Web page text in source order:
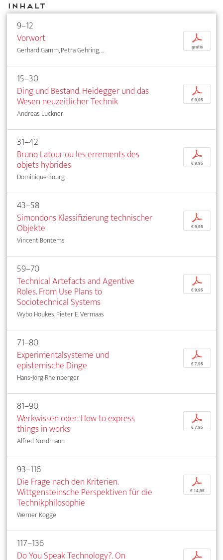
Inhalt
9–12
Vorwort
Gerhard Gamm, Petra Gehring, ...
p
gratis
15–30
Ding und Bestand. Heidegger und das
Wesen neuzeitlicher Technik
Andreas Luckner
p
€ 9,95
31–42
Bruno Latour ou les errements des
objets hybrides
Dominique Bourg
p
€ 9,95
43–58
Simondons Klassifizierung technischer
Objekte
Vincent Bontems
p
€ 9,95
59–70
Technical Artefacts and Agentive
Roles. From Use Plans to
Sociotechnical Systems
Wybo Houkes, Pieter E. Vermaas
p
€ 9,95
71–80
Experimentalsysteme und
epistemische Dinge
Hans-Jörg Rheinberger
p
€ 7,95
81–90
Werkwissen oder: How to express
things in works
Alfred Nordmann
p
€ 7,95
93–116
Die Frage nach den Kriterien.
Wittgensteinsche Perspektiven für die
Technikphilosophie
Werner Kogge
p
€ 14,95
117–136
Do You Speak Technology?. On
p